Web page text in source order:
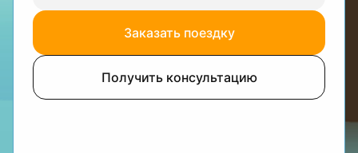
Заказать поездку
Получить консультацию